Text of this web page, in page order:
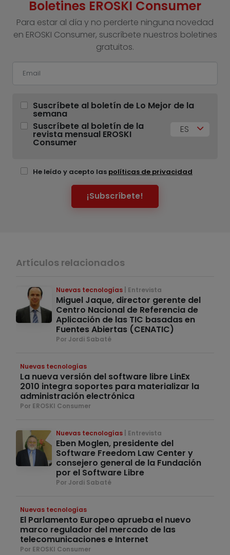
Boletines EROSKI Consumer
Para estar al día y no perderte ninguna novedad
en EROSKI Consumer, suscríbete nuestros boletines
gratuitos.
Suscríbete al boletín de Lo Mejor de la
semana
Suscríbete al boletín de la
revista mensual EROSKI
Consumer
ES
He leído y acepto las políticas de privacidad
¡Subscríbete!
Artículos relacionados
Nuevas tecnologías Entrevista
Miguel Jaque, director gerente del
Centro Nacional de Referencia de
Aplicación de las TIC basadas en
Fuentes Abiertas (CENATIC)
Por Jordi Sabaté
Nuevas tecnologías
La nueva versión del software libre LinEx
2010 integra soportes para materializar la
administración electrónica
Por EROSKI Consumer
Nuevas tecnologías Entrevista
Eben Moglen, presidente del
Software Freedom Law Center y
consejero general de la Fundación
por el Software Libre
Por Jordi Sabaté
Nuevas tecnologías
El Parlamento Europeo aprueba el nuevo
marco regulador del mercado de las
telecomunicaciones e Internet
Por EROSKI Consumer